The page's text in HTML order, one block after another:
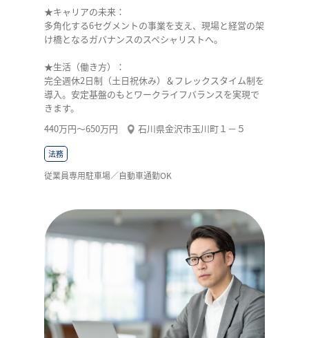
★キャリアの未来：
多角化する6セグメントの事業を支え、現場と経営の架
け橋となるガバナンスのスペシャリストへ。
★生活（働き方）：
完全週休2日制（土日祝休み）＆フレックスタイム制を
導入。安定基盤のもとワークライフバランスを実現で
きます。
440万円〜650万円
石川県金沢市玉川町１－５
法務
従業員専用駐車場／自動車通勤OK